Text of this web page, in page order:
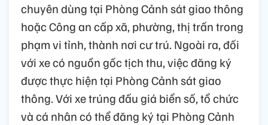
chuyên dùng tại Phòng Cảnh sát giao thông
hoặc Công an cấp xã, phường, thị trấn trong
phạm vi tỉnh, thành nơi cư trú. Ngoài ra, đối
với xe có nguồn gốc tịch thu, việc đăng ký
được thực hiện tại Phòng Cảnh sát giao
thông. Với xe trúng đấu giá biển số, tổ chức
và cá nhân có thể đăng ký tại Phòng Cảnh